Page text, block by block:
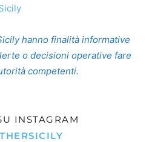
hanno finalità informative
o decisioni operative fare
competenti.
INSTAGRAM